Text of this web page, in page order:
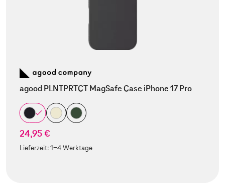
agood PLNTPRTCT MagSafe Case iPhone 17 Pro
24,95 €
Lieferzeit:1-4 Werktage